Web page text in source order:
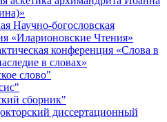
Научно-богословская
«Иларионовские Чтения»
конференция «Cлова в
в словах»
слово"
сборник"
диссертационный